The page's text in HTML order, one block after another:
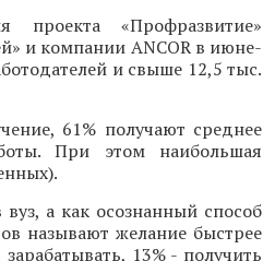
«Профразвитие»
и компании ANCOR в июне-
и свыше 12,5 тыс.
61% получают среднее
При этом наибольшая
а как осознанный способ
называют желание быстрее
13% - получить